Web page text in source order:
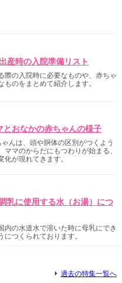
産時の入院準備リスト
際の入院時に必要なものや、赤ちゃ
ものをまとめて紹介します。
とおなかの赤ちゃんの様子
んは、頭や胴体の区別がつくよう
ママのからだにもつわりが始まる、
化が現れてきます。
乳に使用する水（お湯）につ
内の水道水で溶いた時に母乳にでき
につくられております。
過去の特集一覧へ